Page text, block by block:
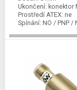
Ukončení: konektor
Prostředí ATEX: ne
Spínání: NO / PNP /